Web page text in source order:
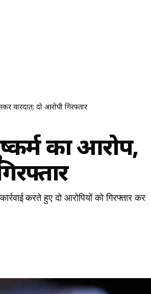
वारदात; दो आरोपी गिरफ्तार
का आरोप,
करते हुए दो आरोपियों को गिरफ्तार कर